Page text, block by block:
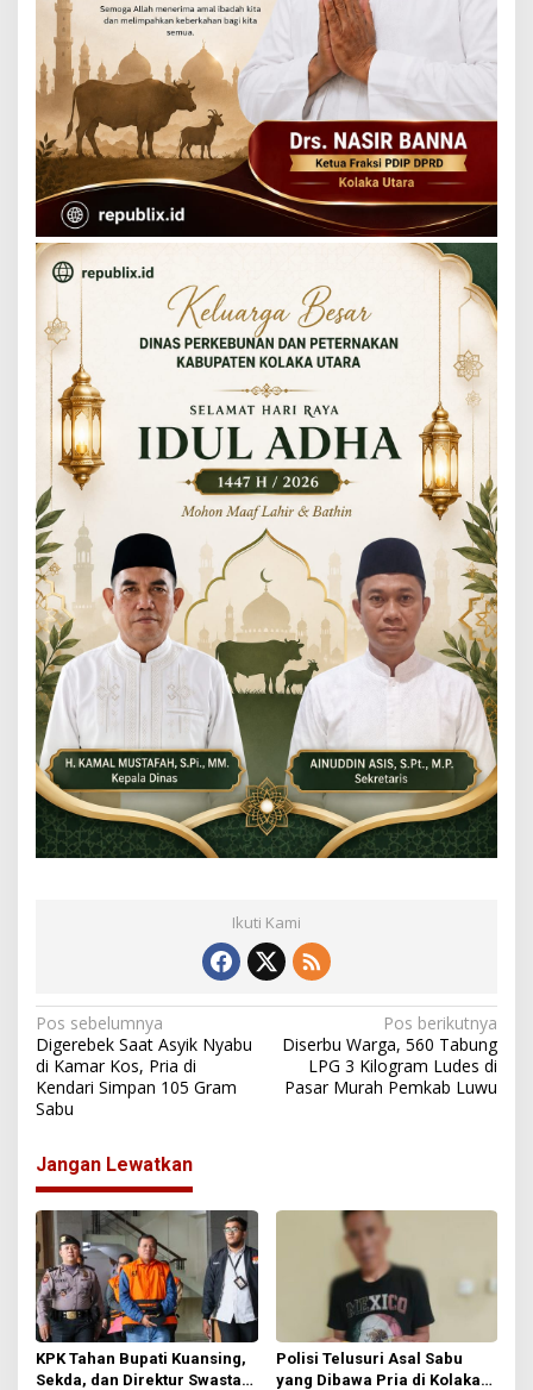
Ikuti Kami
N
a
v
g
a
s
i
p
o
s
Pos sebelumnya
Digerebek Saat Asyik Nyabu
di Kamar Kos, Pria di
Kendari Simpan 105 Gram
Sabu
Pos berikutnya
Diserbu Warga, 560 Tabung
LPG 3 Kilogram Ludes di
Pasar Murah Pemkab Luwu
Jangan Lewatkan
KPK Tahan Bupati Kuansing,
Sekda, dan Direktur Swasta
Polisi Telusuri Asal Sabu
yang Dibawa Pria di Kolaka